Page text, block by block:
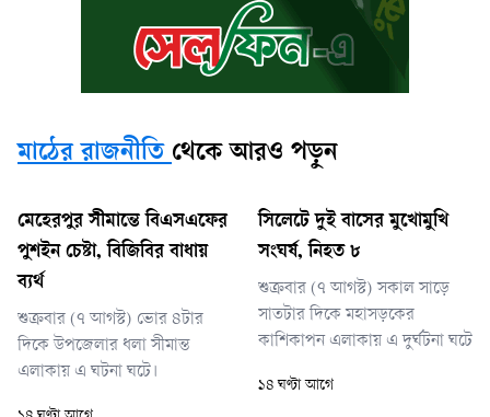
মাঠের রাজনীতি থেকে আরও পড়ুন
মেহেরপুর সীমান্তে বিএসএফের
পুশইন চেষ্টা, বিজিবির বাধায়
ব্যর্থ
শুক্রবার (৭ আগস্ট) ভোর ৪টার
দিকে উপজেলার ধলা সীমান্ত
এলাকায় এ ঘটনা ঘটে।
সিলেটে দুই বাসের মুখোমুখি
সংঘর্ষ, নিহত ৮
শুক্রবার (৭ আগস্ট) সকাল সাড়ে
সাতটার দিকে মহাসড়কের
কাশিকাপন এলাকায় এ দুর্ঘটনা ঘটে
১৪ ঘণ্টা আগে